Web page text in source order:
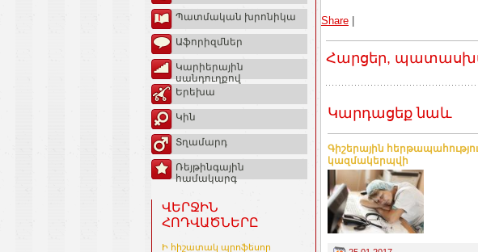
Պատմական խրոնիկա
Աֆորիզմներ
Կարիերային
սանդուղքով
Երեխա
Կին
Տղամարդ
Ռեյթինգային
համակարգ
ՎԵՐՋԻՆ
ՀՈԴՎԱԾՆԵՐԸ
Ի հիշատակ պրոֆեսոր
Share
Հարցեր,
Կարդացեք նաև
Գիշերային
կազմակերպվի